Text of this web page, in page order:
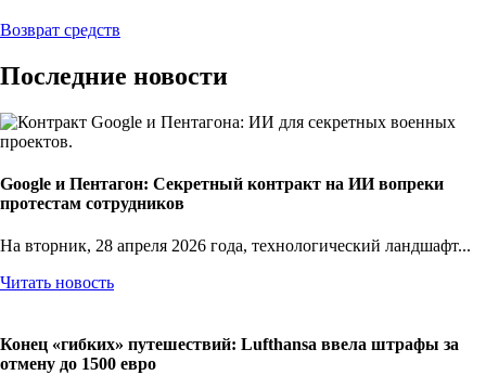
Возврат средств
Последние новости
Google и Пентагон: Секретный контракт на ИИ вопреки
протестам сотрудников
На вторник, 28 апреля 2026 года, технологический ландшафт...
Читать новость
Конец «гибких» путешествий: Lufthansa ввела штрафы за
отмену до 1500 евро